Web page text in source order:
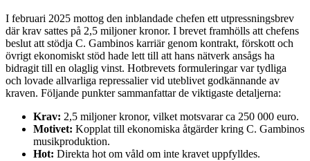
I februari 2025 mottog den inblandade chefen ett utpressningsbrev
där krav sattes på 2,5 miljoner kronor. I brevet framhölls att chefens
beslut att stödja C. Gambinos karriär genom kontrakt, förskott och
övrigt ekonomiskt stöd hade lett till att hans nätverk ansågs ha
bidragit till en olaglig vinst. Hotbrevets formuleringar var tydliga
och lovade allvarliga repressalier vid uteblivet godkännande av
kraven. Följande punkter sammanfattar de viktigaste detaljerna:
Krav: 2,5 miljoner kronor, vilket motsvarar ca 250 000 euro.
Motivet: Kopplat till ekonomiska åtgärder kring C. Gambinos
musikproduktion.
Hot: Direkta hot om våld om inte kravet uppfylldes.